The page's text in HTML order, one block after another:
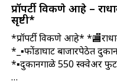
प्रॉपर्टी विकणे आहे –
सृष्टी*
*प्रॉपर्टी विकणे आहे*
*_▪️फोंडाघाट बाजारपेठेत
*▪️दुकानगाळे 550 स्क्वेअर
…